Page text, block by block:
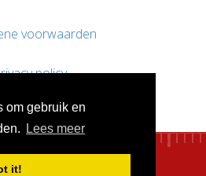
om gebruik en
Lees meer
it!
voorwaarden
policy
/ Support